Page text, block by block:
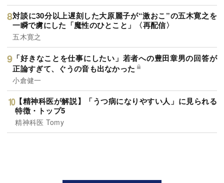
対談に30分以上遅刻した大原麗子が“激おこ”の五木寛之を
一瞬で虜にした「魔性のひとこと」〈再配信〉
五木寛之
「好きなことを仕事にしたい」若者への豊田章男の回答が
正論すぎて、ぐうの音も出なかった
小倉健一
【精神科医が解説】「うつ病になりやすい人」に見られる
特徴・トップ5
精神科医 Tomy